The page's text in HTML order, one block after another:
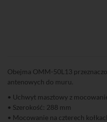
Obejma OMM-50L13
antenowych do muru.
• Uchwyt masztowy z
• Szerokość: 288 mm
• Mocowanie na czterech